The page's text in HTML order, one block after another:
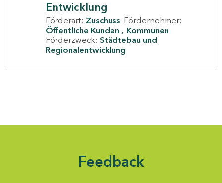
Entwicklung
Förderart: Zuschuss Fördernehmer:
Öffentliche Kunden
Kommunen
Förderzweck: Städtebau und
Regionalentwicklung
Feedback